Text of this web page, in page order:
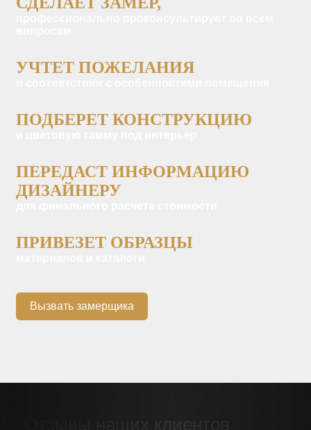
УЧТЕТ ПОЖЕЛАНИЯ
ПОДБЕРЕТ КОНСТРУКЦИЮ
ПЕРЕДАСТ ИНФОРМАЦИЮ
ДИЗАЙНЕРУ
ПРИВЕЗЕТ ОБРАЗЦЫ
Вызвать замерщика